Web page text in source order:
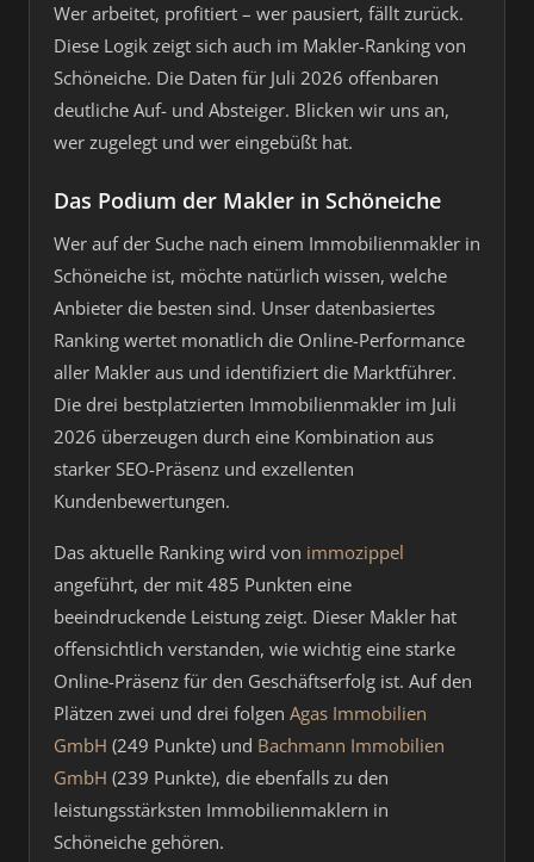
Wer arbeitet, profitiert – wer pausiert, fällt zurück.
Diese Logik zeigt sich auch im Makler-Ranking von
Schöneiche. Die Daten für Juli 2026 offenbaren
deutliche Auf- und Absteiger. Blicken wir uns an,
wer zugelegt und wer eingebüßt hat.
Das Podium der Makler in Schöneiche
Wer auf der Suche nach einem Immobilienmakler in
Schöneiche ist, möchte natürlich wissen, welche
Anbieter die besten sind. Unser datenbasiertes
Ranking wertet monatlich die Online-Performance
aller Makler aus und identifiziert die Marktführer.
Die drei bestplatzierten Immobilienmakler im Juli
2026 überzeugen durch eine Kombination aus
starker SEO-Präsenz und exzellenten
Kundenbewertungen.
Das aktuelle Ranking wird von immozippel
angeführt, der mit 485 Punkten eine
beeindruckende Leistung zeigt. Dieser Makler hat
offensichtlich verstanden, wie wichtig eine starke
Online-Präsenz für den Geschäftserfolg ist. Auf den
Plätzen zwei und drei folgen Agas Immobilien
GmbH (249 Punkte) und Bachmann Immobilien
GmbH (239 Punkte), die ebenfalls zu den
leistungsstärksten Immobilienmaklern in
Schöneiche gehören.